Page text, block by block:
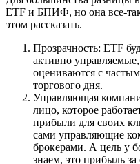
ETF и БПИФ, но она все-
этом рассказать.
Прозрачность: ETF
активно
оцениваются с
торгового дня.
Управляющая
лицо, которое
прибыли для своих
сами управляющие
брокерами. А цель у
знаем, это прибыль